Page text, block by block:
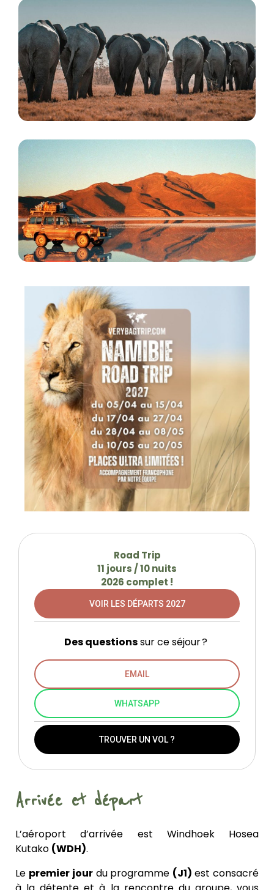
Arrivée et départ
L’aéroport d’arrivée est Windhoek Hosea
Kutako (WDH).
Le premier jour du programme (J1) est consacré
Road Trip
11 jours / 10 nuits
2026 complet !
VOIR LES DÉPARTS 2027
Des questionssur ce séjour ?
EMAIL
WHATSAPP
TROUVER UN VOL ?